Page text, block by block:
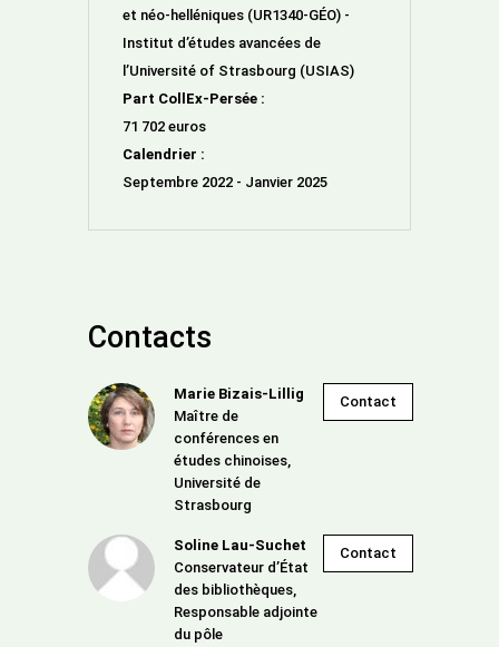
et néo-helléniques (UR1340-GÉO) -
Institut d’études avancées de
l’Université of Strasbourg (USIAS)
Part CollEx-Persée :
71 702 euros
Calendrier :
Septembre 2022 - Janvier 2025
Contacts
Marie Bizais-Lillig
Maître de
conférences en
études chinoises,
Université de
Strasbourg
Contact
Soline Lau-Suchet
Conservateur d’État
des bibliothèques,
Responsable adjointe
du pôle
Contact